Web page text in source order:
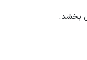
بخشد.